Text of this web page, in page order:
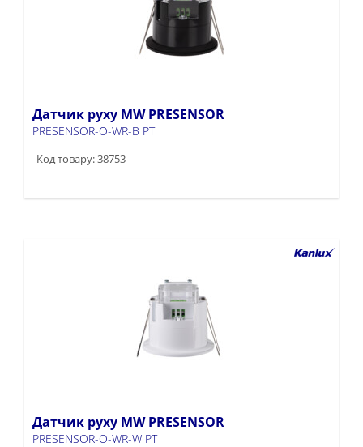
Датчик руху MW PRESENSOR
PRESENSOR-O-WR-B PT
Код товару: 38753
Датчик руху MW PRESENSOR
PRESENSOR-O-WR-W PT